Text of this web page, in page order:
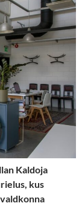
Kaldoja
kus